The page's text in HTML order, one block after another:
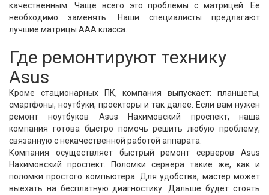
качественным. Чаще всего это проблемы с матрицей. Ее
необходимо заменять. Наши специалисты предлагают
лучшие матрицы ААА класса.
Где ремонтируют технику
Asus
Кроме стационарных ПК, компания выпускает: планшеты,
смартфоны, ноутбуки, проекторы и так далее. Если вам нужен
ремонт ноутбуков Asus Нахимовский проспект, наша
компания готова быстро помочь решить любую проблему,
связанную с некачественной работой аппарата.
Компания осуществляет быстрый ремонт серверов Asus
Нахимовский проспект. Поломки сервера такие же, как и
поломки простого компьютера. Для удобства, мастер может
выехать на бесплатную диагностику. Дальше будет стоять